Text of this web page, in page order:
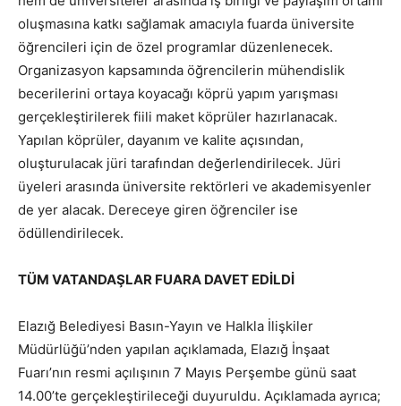
oluşmasına katkı sağlamak amacıyla fuarda üniversite
öğrencileri için de özel programlar düzenlenecek.
Organizasyon kapsamında öğrencilerin mühendislik
becerilerini ortaya koyacağı köprü yapım yarışması
gerçekleştirilerek fiili maket köprüler hazırlanacak.
Yapılan köprüler, dayanım ve kalite açısından,
oluşturulacak jüri tarafından değerlendirilecek. Jüri
üyeleri arasında üniversite rektörleri ve akademisyenler
de yer alacak. Dereceye giren öğrenciler ise
ödüllendirilecek.
TÜM VATANDAŞLAR FUARA DAVET EDİLDİ
Elazığ Belediyesi Basın-Yayın ve Halkla İlişkiler
Müdürlüğü’nden yapılan açıklamada, Elazığ İnşaat
Fuarı’nın resmi açılışının 7 Mayıs Perşembe günü saat
14.00’te gerçekleştirileceği duyuruldu. Açıklamada ayrıca;